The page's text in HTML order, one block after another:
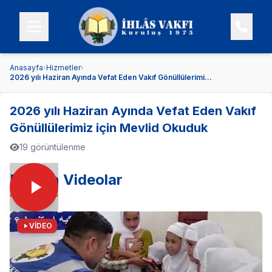
Anasayfa›Hizmetler›
2026 yılı Haziran Ayında Vefat Eden Vakıf Gönüllülerimi...
2026 yılı Haziran Ayında Vefat Eden Vakıf
Gönüllülerimiz için Mevlid Okuduk
19 görüntülenme
En Son Videolar
VİDEO